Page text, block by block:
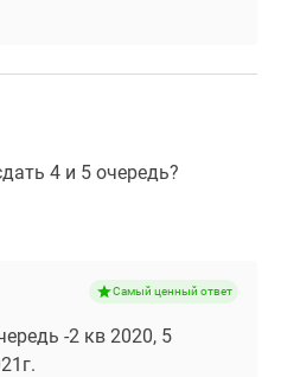
4 и 5 очередь?
Самый ценный ответ
-2 кв 2020, 5